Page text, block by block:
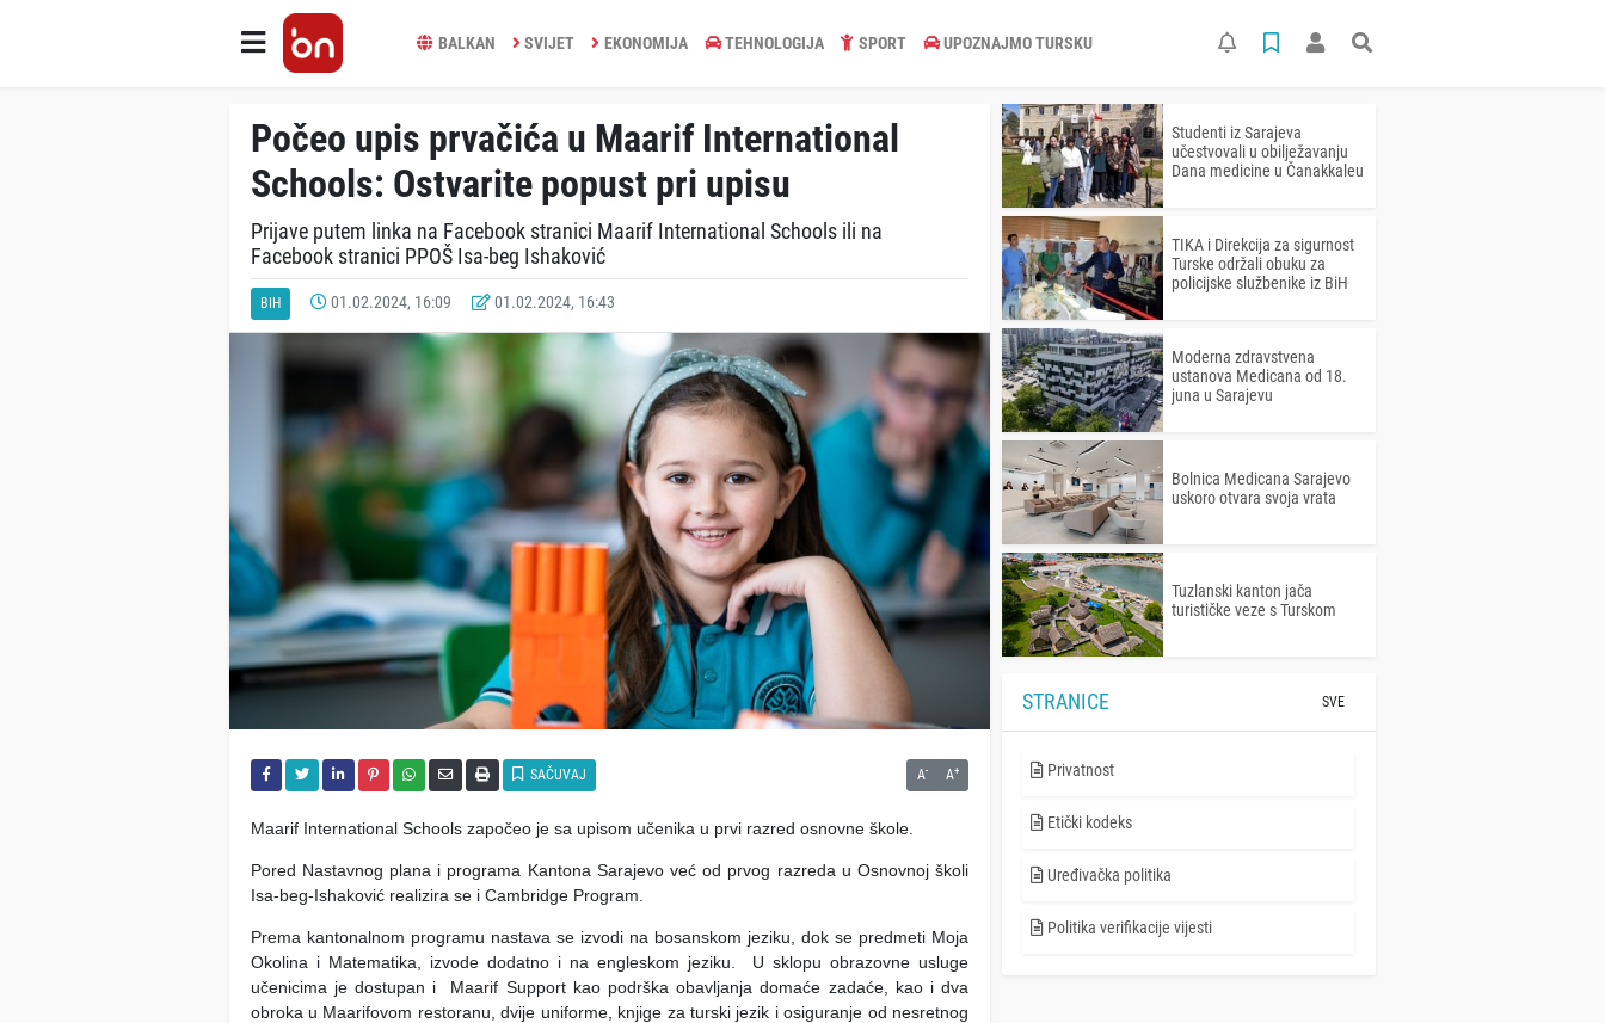
BALKAN SVIJET EKONOMIJA TEHNOLOGIJA SPORT UPOZNAJMO TURSKU
Počeo upis prvačića u Maarif International
Schools: Ostvarite popust pri upisu
Prijave putem linka na Facebook stranici Maarif International Schools ili na
Facebook stranici PPOŠ Isa-beg Ishaković
BIH 01.02.2024, 16:09 01.02.2024, 16:43
SAČUVAJ A- A+
Maarif International Schools započeo je sa upisom učenika u prvi razred osnovne škole.
Pored Nastavnog plana i programa Kantona Sarajevo već od prvog razreda u Osnovnoj školi
Isa-beg-Ishaković realizira se i Cambridge Program.
Prema kantonalnom programu nastava se izvodi na bosanskom jeziku, dok se predmeti Moja
Okolina i Matematika, izvode dodatno i na engleskom jeziku. U sklopu obrazovne usluge
učenicima je dostupan i Maarif Support kao podrška obavljanja domaće zadaće, kao i dva
obroka u Maarifovom restoranu, dvije uniforme, knjige za turski jezik i osiguranje od nesretnog
Studenti iz Sarajeva
učestvovali u obilježavanju
Dana medicine u Čanakkaleu
TIKA i Direkcija za sigurnost
Turske održali obuku za
policijske službenike iz BiH
Moderna zdravstvena
ustanova Medicana od 18.
juna u Sarajevu
Bolnica Medicana Sarajevo
uskoro otvara svoja vrata
Tuzlanski kanton jača
turističke veze s Turskom
STRANICE SVE
Privatnost
Etički kodeks
Uređivačka politika
Politika verifikacije vijesti